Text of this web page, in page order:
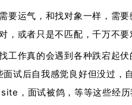
要运气，和找对象一样，需
，或者只是不匹配，千万不
工作真的会遇到各种跌宕起
面试后自我感觉良好但没过，
，面试被鸽，等等这些经